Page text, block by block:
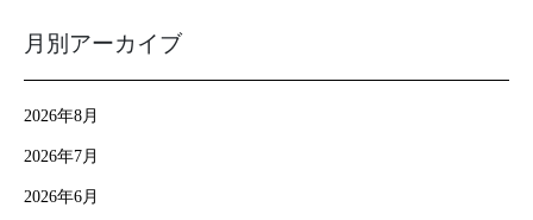
月別アーカイブ
2026年8月
2026年7月
2026年6月